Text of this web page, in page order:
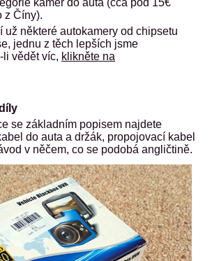
kamer do auta (cca pod 15€
z Číny).
už některé autokamery od chipsetu
jednu z těch lepších jsme
vědět víc, klikněte na
se základním popisem najdete
do auta a držák, propojovací kabel
v něčem, co se podobá angličtině.